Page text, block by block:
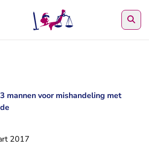
mannen voor mishandeling met
2017